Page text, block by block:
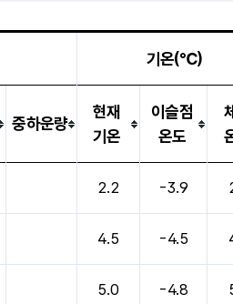
기온(℃)
중하운량
현재
기온
이슬점
온도
2.2 -3.9
4.5 -4.5
5.0 -4.8